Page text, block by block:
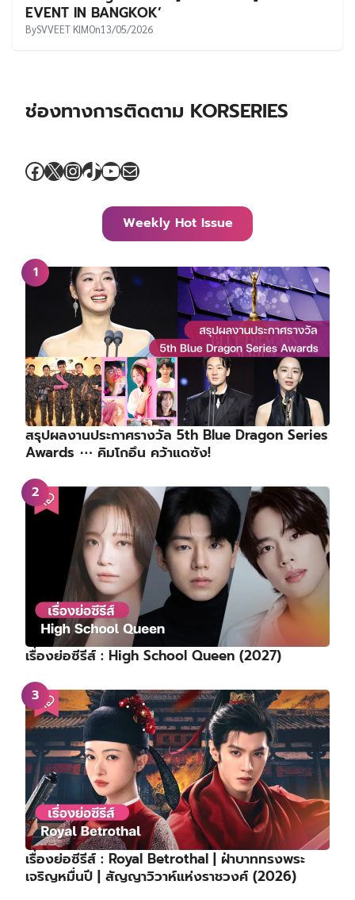
EVENT IN BANGKOK’
BySVVEET KIMOn13/05/2026
ช่องทางการติดตาม KORSERIES
Facebook
X Instagram
TikTok
YouTube
Mail
Weekly Hot Issue
สรุปผลงานประกาศรางวัล 5th Blue Dragon Series
Awards ⋯ คิมโกอึน คว้าแดซัง!
เรื่องย่อซีรีส์ : High School Queen (2027)
เรื่องย่อซีรีส์ : Royal Betrothal | ฝ่าบาททรงพระ
เจริญหมื่นปี | สัญญาวิวาห์แห่งราชวงศ์ (2026)